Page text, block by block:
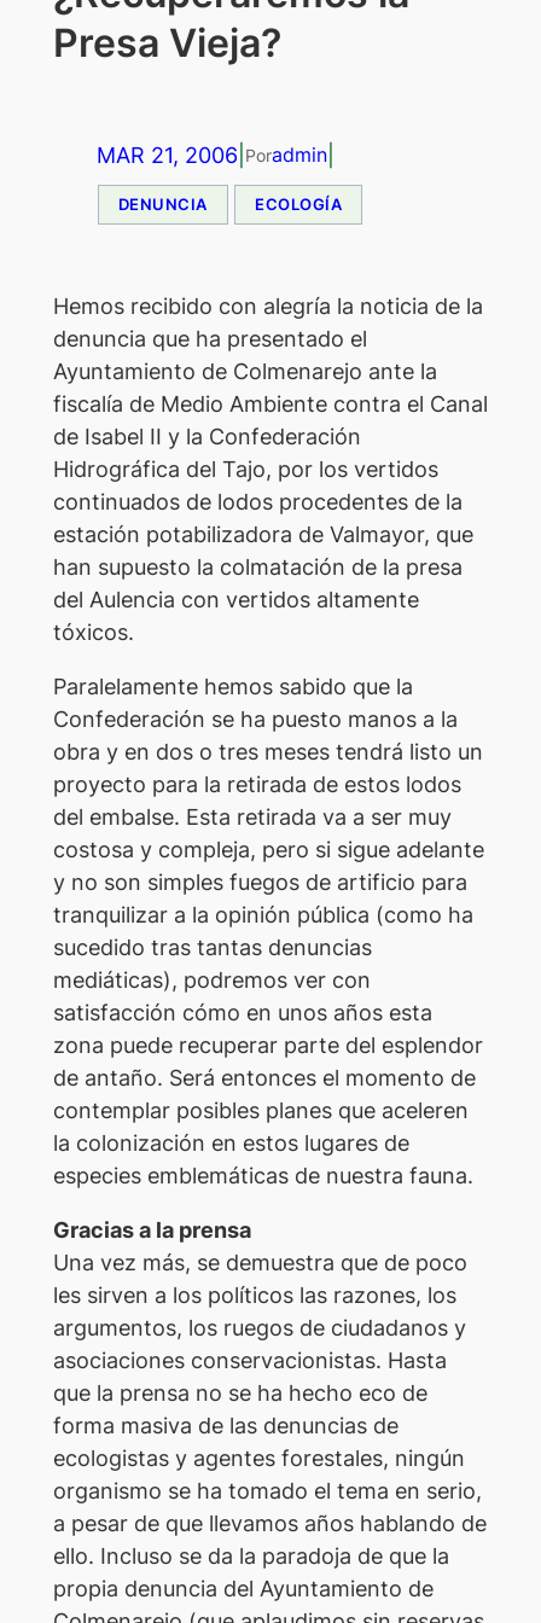
Presa Vieja?
MAR 21, 2006 Poradmin|
DENUNCIA ECOLOGÍA
Hemos recibido con alegría la noticia de la
denuncia que ha presentado el
Ayuntamiento de Colmenarejo ante la
fiscalía de Medio Ambiente contra el Canal
de Isabel II y la Confederación
Hidrográfica del Tajo, por los vertidos
continuados de lodos procedentes de la
estación potabilizadora de Valmayor, que
han supuesto la colmatación de la presa
del Aulencia con vertidos altamente
tóxicos.
Paralelamente hemos sabido que la
Confederación se ha puesto manos a la
obra y en dos o tres meses tendrá listo un
proyecto para la retirada de estos lodos
del embalse. Esta retirada va a ser muy
costosa y compleja, pero si sigue adelante
y no son simples fuegos de artificio para
tranquilizar a la opinión pública (como ha
sucedido tras tantas denuncias
mediáticas), podremos ver con
satisfacción cómo en unos años esta
zona puede recuperar parte del esplendor
de antaño. Será entonces el momento de
contemplar posibles planes que aceleren
la colonización en estos lugares de
especies emblemáticas de nuestra fauna.
Gracias a la prensa
Una vez más, se demuestra que de poco
les sirven a los políticos las razones, los
argumentos, los ruegos de ciudadanos y
asociaciones conservacionistas. Hasta
que la prensa no se ha hecho eco de
forma masiva de las denuncias de
ecologistas y agentes forestales, ningún
organismo se ha tomado el tema en serio,
a pesar de que llevamos años hablando de
ello. Incluso se da la paradoja de que la
propia denuncia del Ayuntamiento de